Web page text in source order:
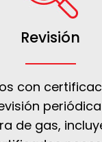
Revisión
con
de gas,